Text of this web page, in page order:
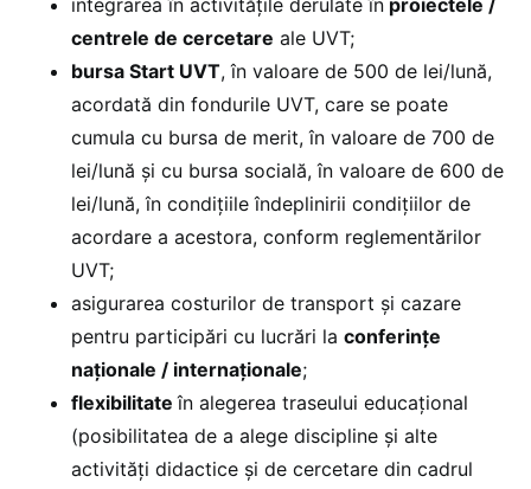
integrarea în activitățile derulate în proiectele /
centrele de cercetare ale UVT;
bursa Start UVT, în valoare de 500 de lei/lună,
acordată din fondurile UVT, care se poate
cumula cu bursa de merit, în valoare de 700 de
lei/lună și cu bursa socială, în valoare de 600 de
lei/lună, în condițiile îndeplinirii condițiilor de
acordare a acestora, conform reglementărilor
UVT;
asigurarea costurilor de transport și cazare
pentru participări cu lucrări la conferințe
naționale / internaționale;
flexibilitateîn alegerea traseului educațional
(posibilitatea de a alege discipline și alte
activități didactice și de cercetare din cadrul